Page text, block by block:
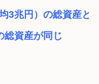
3兆円）の総資産と
総資産が同じ